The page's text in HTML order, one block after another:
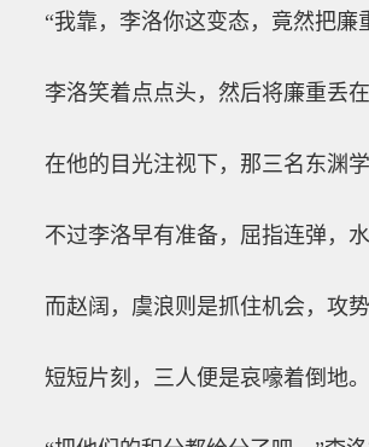
“我靠，李洛你这变态，竟然把廉
李洛笑着点点头，然后将廉重丢
在他的目光注视下，那三名东渊
不过李洛早有准备，屈指连弹，
而赵阔，虞浪则是抓住机会，攻势
短短片刻，三人便是哀嚎着倒地。